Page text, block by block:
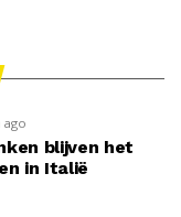
ago
blijven het
in Italië